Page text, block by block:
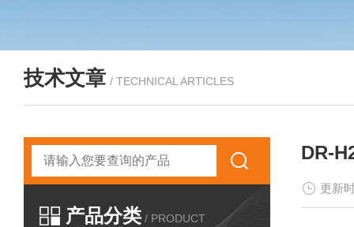
技术文章 / TECHNICAL ARTICLES
产品分类 / PRODUCT
DR-
更新